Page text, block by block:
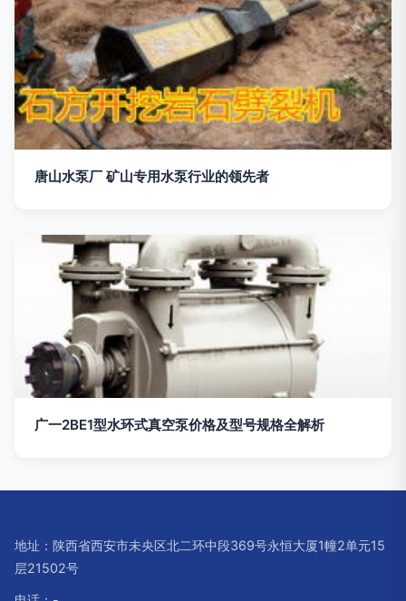
唐山水泵厂 矿山专用水泵行业的领先者
广一2BE1型水环式真空泵价格及型号规格全解析
地址：陕西省西安市未央区北二环中段369号永恒大厦1幢2单元15
层21502号